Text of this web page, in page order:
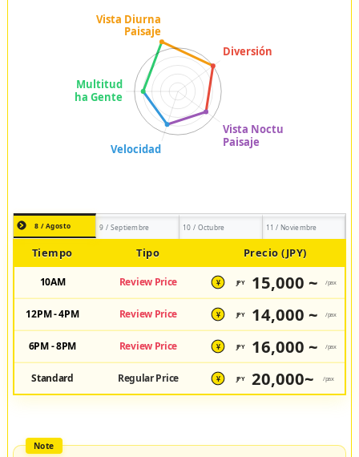
8 / Agosto 9 / Septiembre 10 / Octubre 11 / Noviembre
Tiempo Tipo Precio (JPY)
10AM Review Price ¥ JPY 15,000 ~ /pax
12PM - 4PM Review Price ¥ JPY 14,000 ~ /pax
6PM - 8PM Review Price ¥ JPY 16,000 ~ /pax
Standard Regular Price ¥ JPY 20,000~ /pax